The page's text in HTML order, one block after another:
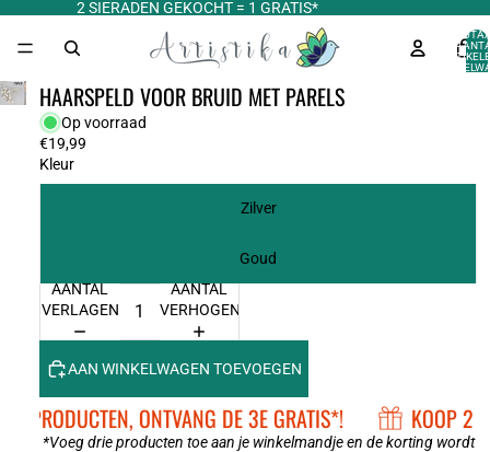
2 SIERADEN GEKOCHT = 1 GRATIS*
HAARSPELD VOOR BRUID MET PARELS
Op voorraad
€19,99
Kleur
Zilver
Goud
AANTAL
VERLAGEN
AANTAL
VERHOGEN
AAN WINKELWAGEN TOEVOEGEN
2 PRODUCTEN, ONTVANG DE 3E GRATIS*! KOOP 2
*Voeg drie producten toe aan je winkelmandje en de korting wordt